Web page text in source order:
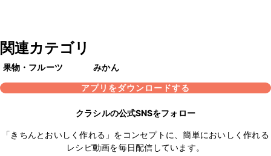
関連カテゴリ
果物・フルーツ
みかん
アプリをダウンロードする
クラシルの公式SNSをフォロー
「きちんとおいしく作れる」をコンセプトに、簡単においしく作れる
レシピ動画を毎日配信しています。